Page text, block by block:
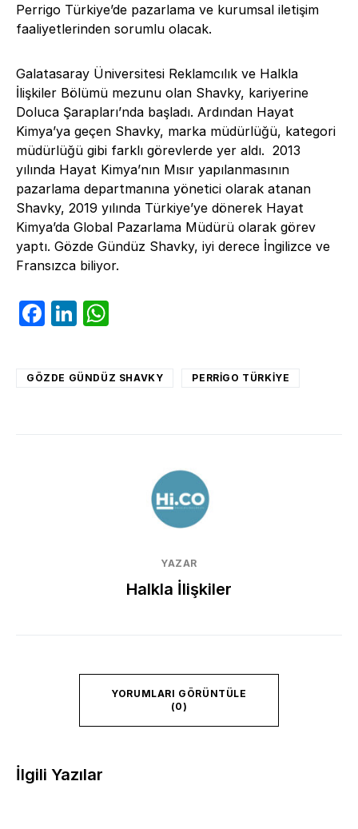
Perrigo Türkiye’de pazarlama ve kurumsal iletişim
faaliyetlerinden sorumlu olacak.
Galatasaray Üniversitesi Reklamcılık ve Halkla
İlişkiler Bölümü mezunu olan Shavky, kariyerine
Doluca Şarapları’nda başladı. Ardından Hayat
Kimya’ya geçen Shavky, marka müdürlüğü, kategori
müdürlüğü gibi farklı görevlerde yer aldı. 2013
yılında Hayat Kimya’nın Mısır yapılanmasının
pazarlama departmanına yönetici olarak atanan
Shavky, 2019 yılında Türkiye’ye dönerek Hayat
Kimya’da Global Pazarlama Müdürü olarak görev
yaptı. Gözde Gündüz Shavky, iyi derece İngilizce ve
Fransızca biliyor.
Facebook
LinkedIn
GÖZDE GÜNDÜZ SHAVKY PERRIGO TÜRKIYE
YAZAR
Halkla İlişkiler
YORUMLARI GÖRÜNTÜLE
(0)
İlgili Yazılar